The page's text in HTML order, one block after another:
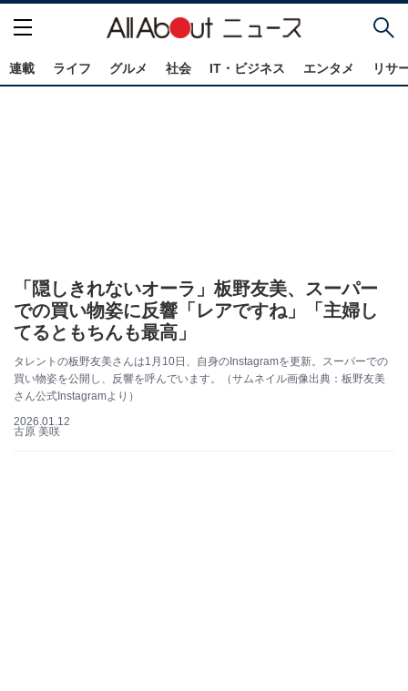
連載 ライフ グルメ 社会 IT・ビジネス エンタメ リサ
「隠しきれないオーラ」板野友美、スーパー
での買い物姿に反響「レアですね」「主婦し
てるともちんも最高」
タレントの板野友美さんは1月10日、自身のInstagramを更新。スーパーでの
買い物姿を公開し、反響を呼んでいます。（サムネイル画像出典：板野友美
さん公式Instagramより）
2026.01.12
古原 美咲